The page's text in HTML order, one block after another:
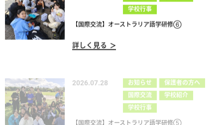
学校行事
【国際交流】オーストラリア語学研修⑥
詳しく見る
国際交流
学校紹介
学校行事
【国際交流】オーストラリア語学研修⑤